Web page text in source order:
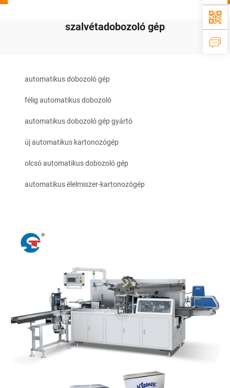
szalvétadobozoló gép
automatikus dobozoló gép
félig automatikus dobozoló
automatikus dobozoló gép gyártó
új automatikus kartonozógép
olcsó automatikus dobozoló gép
automatikus élelmiszer-kartonozógép